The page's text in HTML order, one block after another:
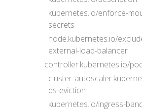
kubernetes.io/enforce-
secrets
node.kubernetes.io/
external-load-balancer
controller.kubernetes.io/
cluster-
ds-eviction
kubernetes.io/ingress-